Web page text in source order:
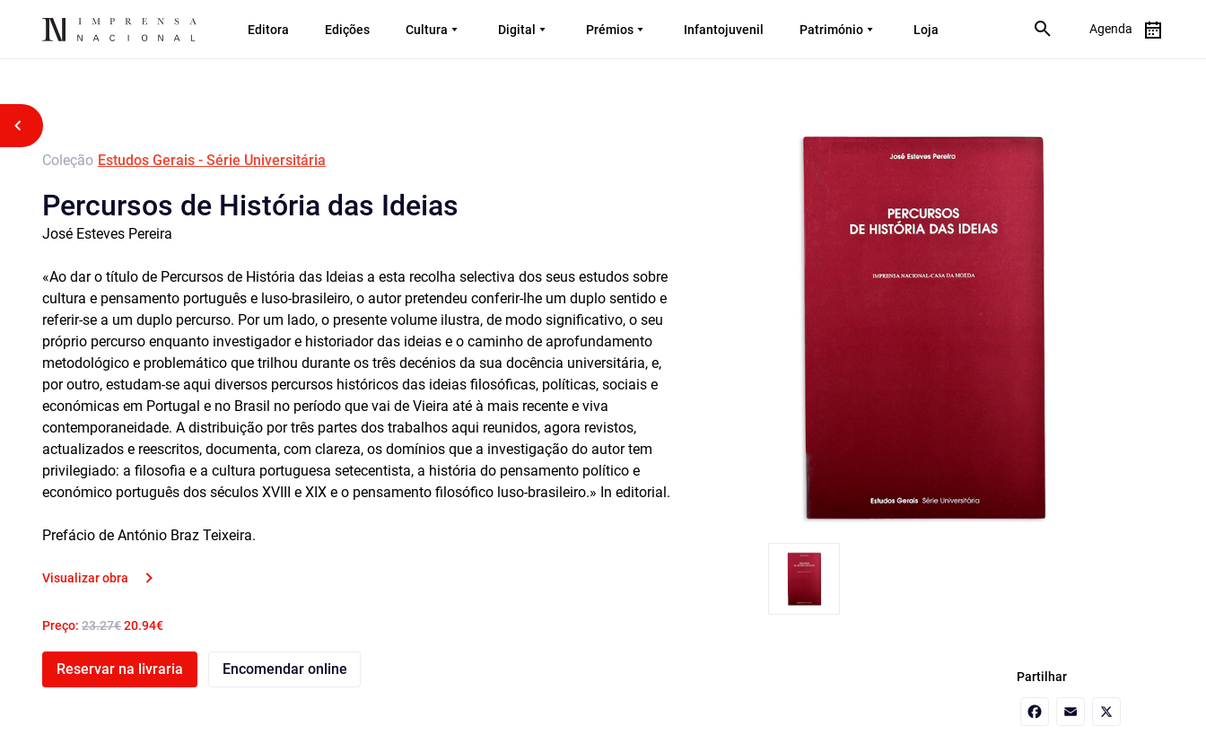
Editora Edições Cultura Digital Prémios Infantojuvenil Património Loja Agenda
Voltar atrás
Coleção Estudos Gerais - Série Universitária
Percursos de História das Ideias
José Esteves Pereira
«Ao dar o título de Percursos de História das Ideias a esta recolha selectiva dos seus estudos sobre
cultura e pensamento português e luso-brasileiro, o autor pretendeu conferir-lhe um duplo sentido e
referir-se a um duplo percurso. Por um lado, o presente volume ilustra, de modo significativo, o seu
próprio percurso enquanto investigador e historiador das ideias e o caminho de aprofundamento
metodológico e problemático que trilhou durante os três decénios da sua docência universitária, e,
por outro, estudam-se aqui diversos percursos históricos das ideias filosóficas, políticas, sociais e
económicas em Portugal e no Brasil no período que vai de Vieira até à mais recente e viva
contemporaneidade. A distribuição por três partes dos trabalhos aqui reunidos, agora revistos,
actualizados e reescritos, documenta, com clareza, os domínios que a investigação do autor tem
privilegiado: a filosofia e a cultura portuguesa setecentista, a história do pensamento político e
económico português dos séculos XVIII e XIX e o pensamento filosófico luso-brasileiro.» In editorial.
Prefácio de António Braz Teixeira.
Visualizar obra
Preço: 23.27€20.94€
Reservar na livraria Encomendar online Partilhar